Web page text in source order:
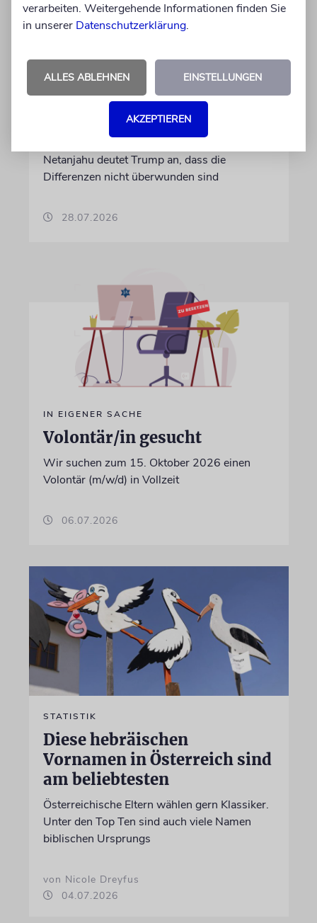
WASHINGTON D.C.
USA im Iran involviert
bleiben
Unterschiedliche Interessen Israels und der
USA sind im Iran-Krieg mehrfach zutage
Netanjahu deutet Trump an, dass die
Differenzen nicht überwunden sind
28.07.2026
IN EIGENER SACHE
Volontär/in gesucht
Wir suchen zum 15. Oktober 2026 einen
Volontär (m/w/d) in Vollzeit
06.07.2026
STATISTIK
Diese hebräischen
Vornamen in Österreich sind
am beliebtesten
Österreichische Eltern wählen gern Klassiker.
Unter den Top Ten sind auch viele Namen
biblischen Ursprungs
von Nicole Dreyfus
04.07.2026
verarbeiten. Weitergehende Informationen finden Sie
in unserer Datenschutzerklärung.
ALLES ABLEHNEN EINSTELLUNGEN
AKZEPTIEREN